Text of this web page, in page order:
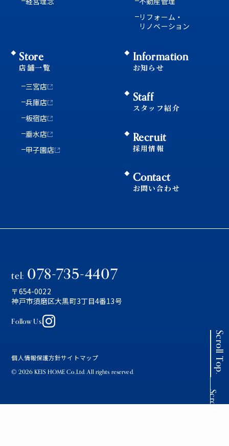
Scroll Down
リフォーム・
リノベーション
Store
店舗一覧
三宮店
兵庫店
板宿店
垂水店
甲子園店
Information
お知らせ
Staff
スタッフ紹介
Recruit
採用情報
Contact
お問い合わせ
tel: 078-735-4407
〒654-0022
神戸市須磨区大黒町3丁目4番13号
Follow Us.
個人情報保護方針サイトマップ
© 2026 KEIS HOME Co.,Ltd. All rights reserved. Scroll Top.